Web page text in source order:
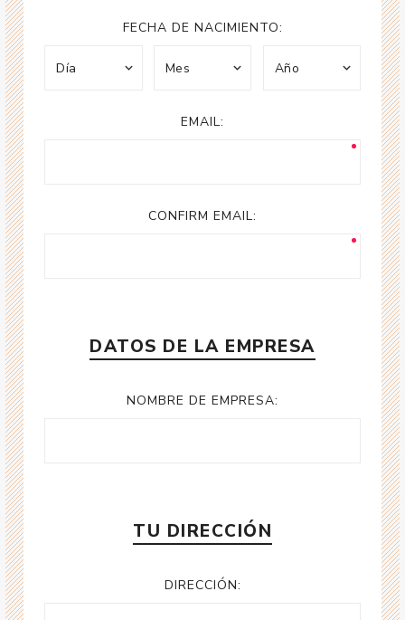
FECHA DE NACIMIENTO:
EMAIL:
CONFIRM EMAIL:
DATOS DE LA EMPRESA
NOMBRE DE EMPRESA:
TU DIRECCIÓN
DIRECCIÓN: